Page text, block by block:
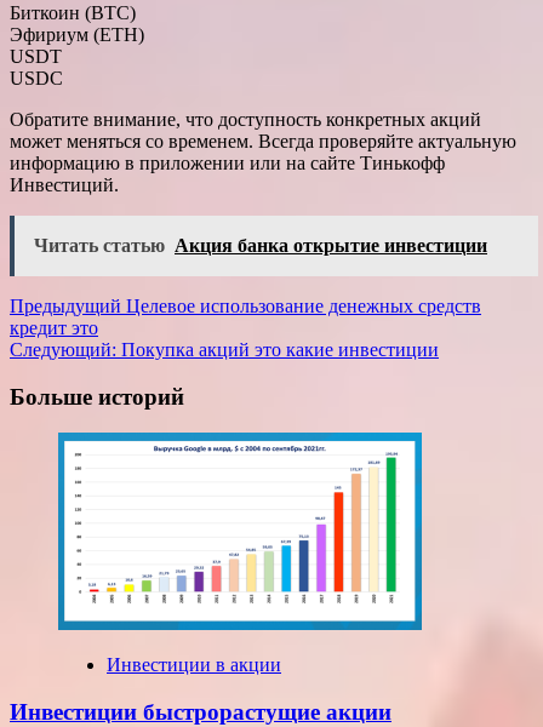
Биткоин (BTC)
Эфириум (ETH)
USDT
USDC
Обратите внимание, что доступность конкретных акций
может меняться со временем. Всегда проверяйте актуальную
информацию в приложении или на сайте Тинькофф
Инвестиций.
Читать статью Акция банка открытие инвестиции
Навигация
записи
Предыдущий Целевое использование денежных средств
кредит это
Следующий: Покупка акций это какие инвестиции
Больше историй
Инвестиции в акции
Инвестиции быстрорастущие акции